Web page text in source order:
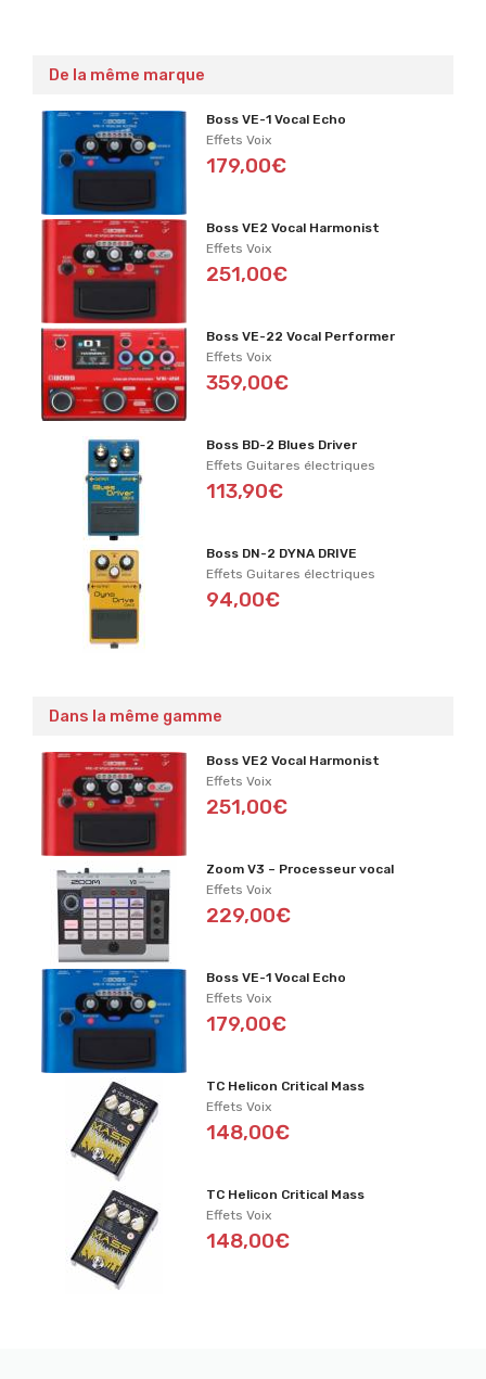
De la même marque
Boss VE-1 Vocal Echo
Effets Voix
179,00€
Boss VE2 Vocal Harmonist
Effets Voix
251,00€
Boss VE-22 Vocal Performer
Effets Voix
359,00€
Boss BD-2 Blues Driver
Effets Guitares électriques
113,90€
Boss DN-2 DYNA DRIVE
Effets Guitares électriques
94,00€
Dans la même gamme
Boss VE2 Vocal Harmonist
Effets Voix
251,00€
Zoom V3 – Processeur vocal
Effets Voix
229,00€
Boss VE-1 Vocal Echo
Effets Voix
179,00€
TC Helicon Critical Mass
Effets Voix
148,00€
TC Helicon Critical Mass
Effets Voix
148,00€